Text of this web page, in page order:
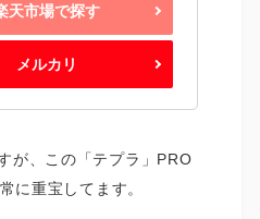
天市場で探す
メルカリ
が、この「テプラ」PRO
に重宝してます。